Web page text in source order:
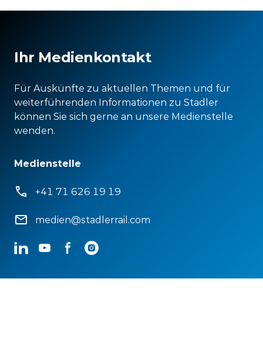
Ihr Medienkontakt
Für Auskünfte zu aktuellen Themen und für
weiterführenden Informationen zu Stadler
können Sie sich gerne an unsere Medienstelle
wenden.
Medienstelle
+41 71 626 19 19
medien@stadlerrail.com
LinkedInYouTubeFacebookInstagram